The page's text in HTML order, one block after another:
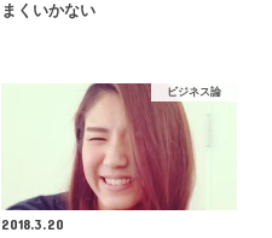
まくいかない
ビジネス論
2018.3.20